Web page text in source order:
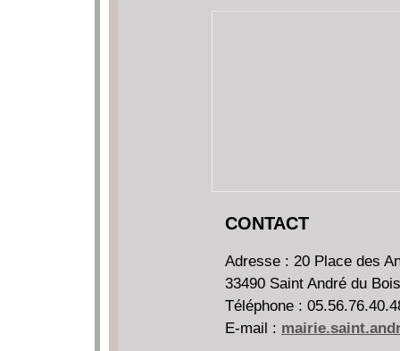
CONTACT
Adresse : 20 Place des
33490 Saint André du Bois
Téléphone :
E-mail :